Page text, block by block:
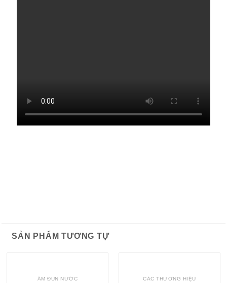
SẢN PHẨM TƯƠNG TỰ
ẤM ĐUN NƯỚC CÁC THƯƠNG HIỆU